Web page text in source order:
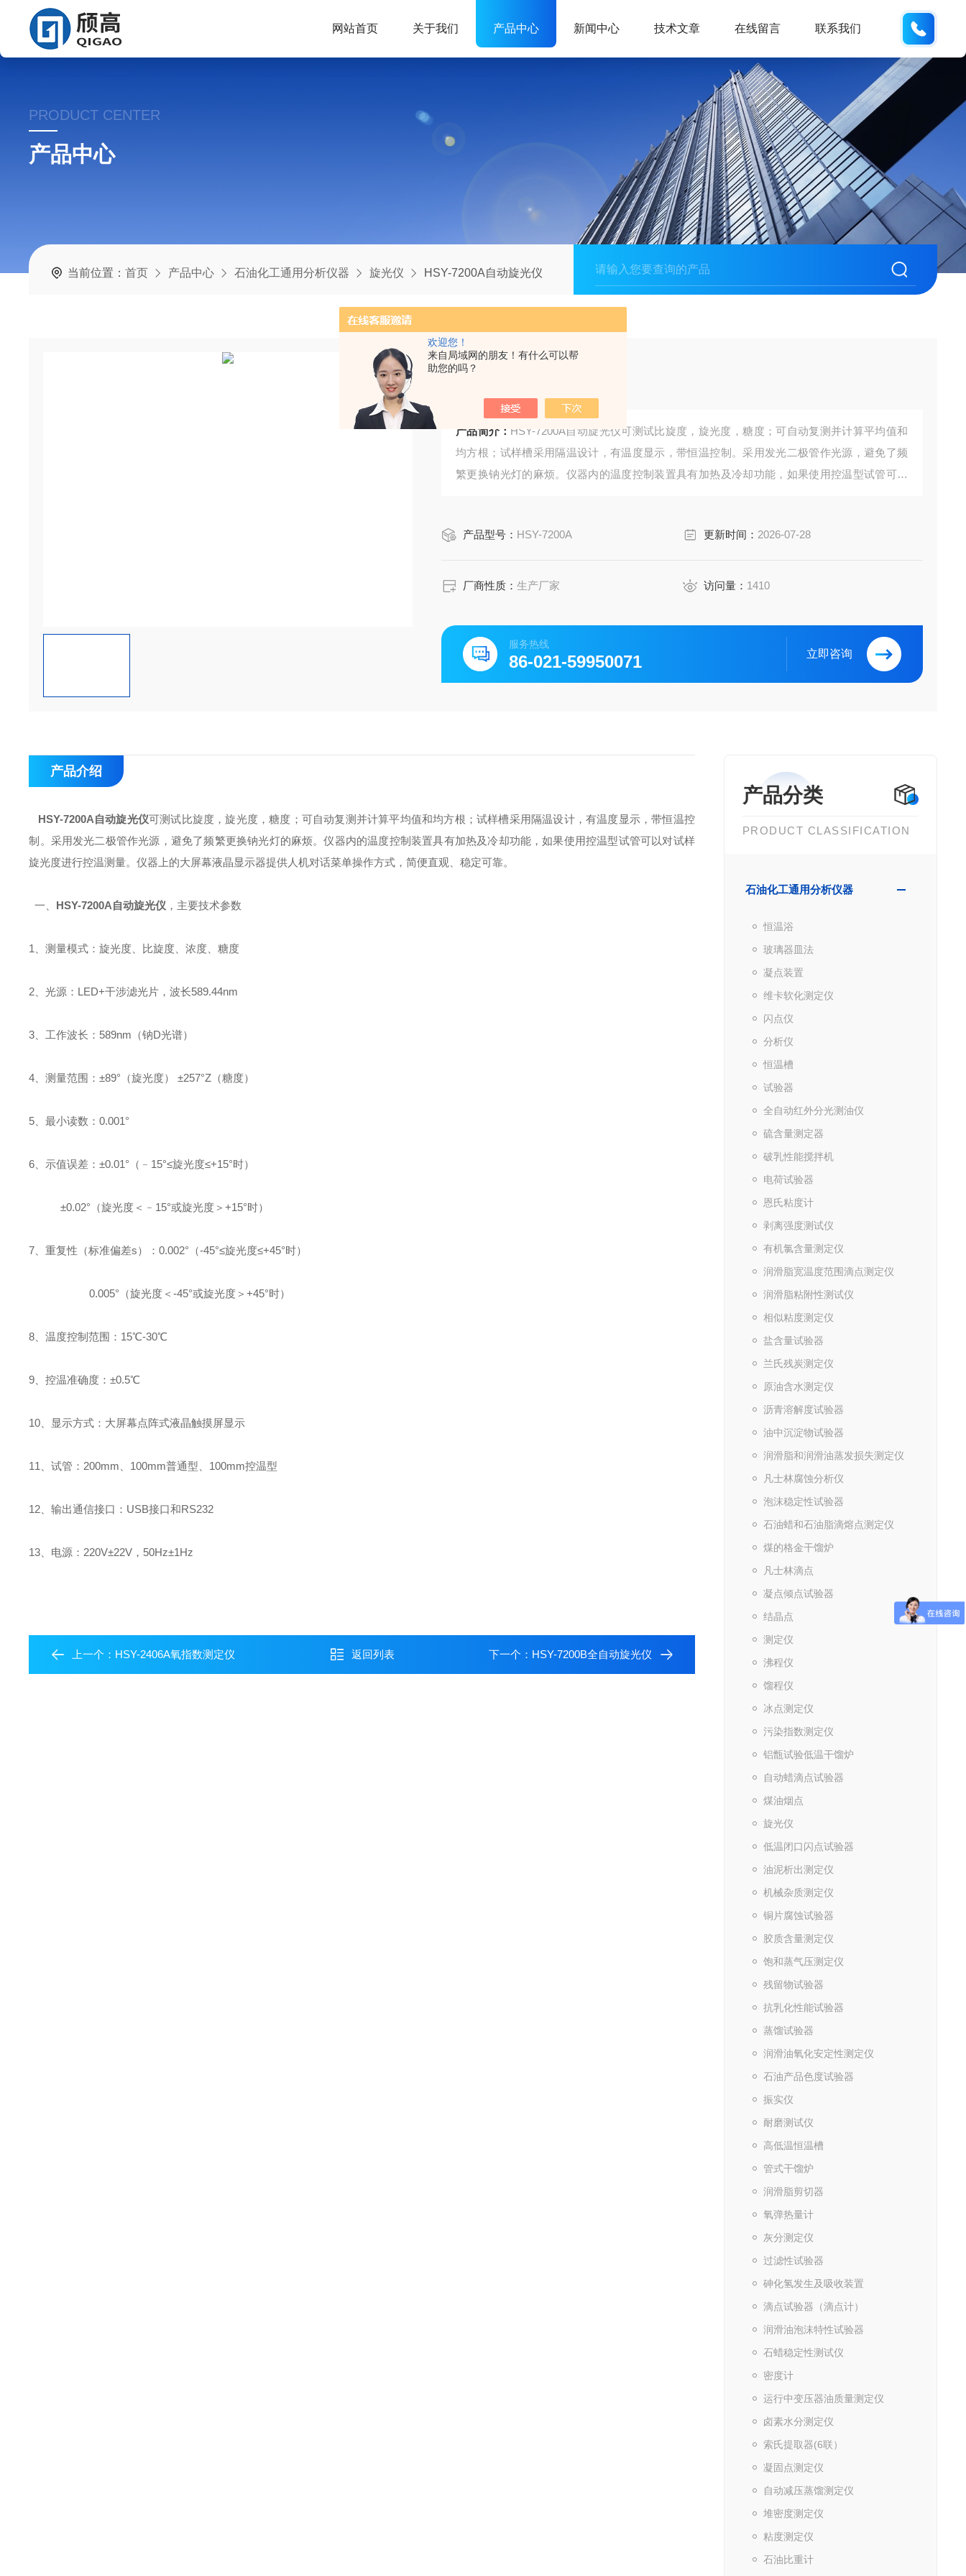
欢迎您！
来自局域网的朋友！有什么可以帮
助您的吗？
网站首页 关于我们 产品中心 新闻中心 技术文章 在线留言 联系我们
PRODUCT CENTER
产品中心
当前位置：首页 产品中心 石油化工通用分析仪器 旋光仪 HSY-7200A自动旋光仪
产品简介： HSY-7200A自动旋光仪可测试比旋度，旋光度，糖度；可自动复测并计算平均值和
均方根；试样槽采用隔温设计，有温度显示，带恒温控制。采用发光二极管作光源，避免了频
繁更换钠光灯的麻烦。仪器内的温度控制装置具有加热及冷却功能，如果使用控温型试管可以
产品型号： HSY-7200A 更新时间： 2026-07-28
厂商性质：生产厂家 访问量： 1410
服务热线
86-021-59950071 立即咨询
产品分类
PRODUCT CLASSIFICATION
石油化工通用分析仪器
恒温浴
玻璃器皿法
凝点装置
维卡软化测定仪
闪点仪
分析仪
恒温槽
试验器
全自动红外分光测油仪
硫含量测定器
破乳性能搅拌机
电荷试验器
恩氏粘度计
剥离强度测试仪
有机氯含量测定仪
润滑脂宽温度范围滴点测定仪
润滑脂粘附性测试仪
相似粘度测定仪
盐含量试验器
兰氏残炭测定仪
原油含水测定仪
沥青溶解度试验器
油中沉淀物试验器
润滑脂和润滑油蒸发损失测定仪
凡士林腐蚀分析仪
泡沫稳定性试验器
石油蜡和石油脂滴熔点测定仪
煤的格金干馏炉
凡士林滴点
凝点倾点试验器
结晶点
测定仪
沸程仪
馏程仪
冰点测定仪
污染指数测定仪
铝甑试验低温干馏炉
自动蜡滴点试验器
煤油烟点
旋光仪
低温闭口闪点试验器
油泥析出测定仪
机械杂质测定仪
铜片腐蚀试验器
胶质含量测定仪
饱和蒸气压测定仪
残留物试验器
抗乳化性能试验器
蒸馏试验器
润滑油氧化安定性测定仪
石油产品色度试验器
振实仪
耐磨测试仪
高低温恒温槽
管式干馏炉
润滑脂剪切器
氧弹热量计
灰分测定仪
过滤性试验器
砷化氢发生及吸收装置
滴点试验器（滴点计）
润滑油泡沫特性试验器
石蜡稳定性测试仪
密度计
运行中变压器油质量测定仪
卤素水分测定仪
索氏提取器(6联）
凝固点测定仪
自动减压蒸馏测定仪
堆密度测定仪
粘度测定仪
石油比重计
产品介绍
HSY-7200A自动旋光仪可测试比旋度，旋光度，糖度；可自动复测并计算平均值和均方根；试样槽采用隔温设计，有温度显示，带恒温控
制。采用发光二极管作光源，避免了频繁更换钠光灯的麻烦。仪器内的温度控制装置具有加热及冷却功能，如果使用控温型试管可以对试样
旋光度进行控温测量。仪器上的大屏幕液晶显示器提供人机对话菜单操作方式，简便直观、稳定可靠。
一、 HSY-7200A自动旋光仪 ，主要技术参数
1、测量模式：旋光度、比旋度、浓度、糖度
2、光源：LED+干涉滤光片，波长589.44nm
3、工作波长：589nm（钠D光谱）
4、测量范围：±89°（旋光度） ±257°Z（糖度）
5、最小读数：0.001°
6、示值误差：±0.01°（﹣15°≤旋光度≤+15°时）
±0.02°（旋光度＜﹣15°或旋光度＞+15°时）
7、重复性（标准偏差s）：0.002°（-45°≤旋光度≤+45°时）
0.005°（旋光度＜-45°或旋光度＞+45°时）
8、温度控制范围：15℃-30℃
9、控温准确度：±0.5℃
10、显示方式：大屏幕点阵式液晶触摸屏显示
11、试管：200mm、100mm普通型、100mm控温型
12、输出通信接口：USB接口和RS232
13、电源：220V±22V，50Hz±1Hz
上一个： HSY-2406A氧指数测定仪 返回列表 下一个： HSY-7200B全自动旋光仪